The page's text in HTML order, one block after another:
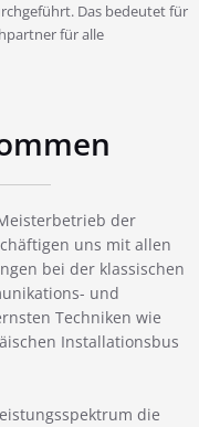
Das bedeutet für
für alle
der
uns mit allen
bei der klassischen
und
Techniken wie
Installationsbus
die